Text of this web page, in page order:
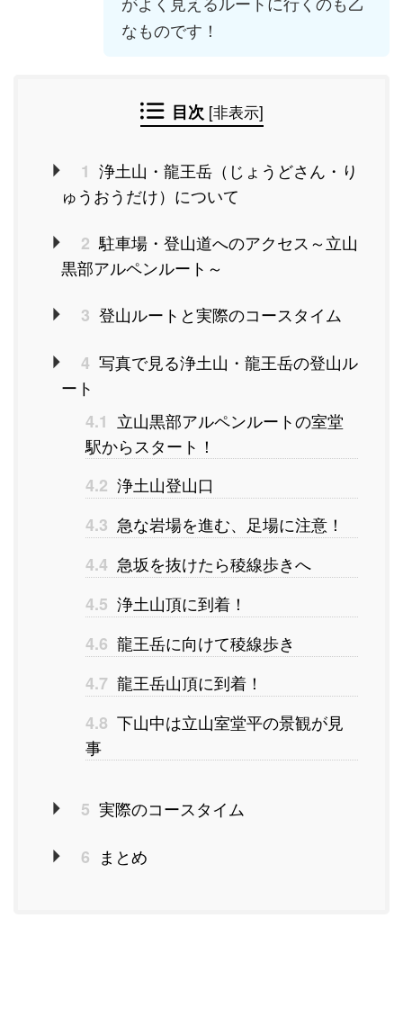
なものです！
目次 [非表示]
1 浄土山・龍王岳（じょうどさん・り
ゅうおうだけ）について
2 駐車場・登山道へのアクセス～立山
黒部アルペンルート～
3 登山ルートと実際のコースタイム
4 写真で見る浄土山・龍王岳の登山ル
ート
4.1 立山黒部アルペンルートの室堂
駅からスタート！
4.2 浄土山登山口
4.3 急な岩場を進む、足場に注意！
4.4 急坂を抜けたら稜線歩きへ
4.5 浄土山頂に到着！
4.6 龍王岳に向けて稜線歩き
4.7 龍王岳山頂に到着！
4.8 下山中は立山室堂平の景観が見
事
5 実際のコースタイム
6 まとめ